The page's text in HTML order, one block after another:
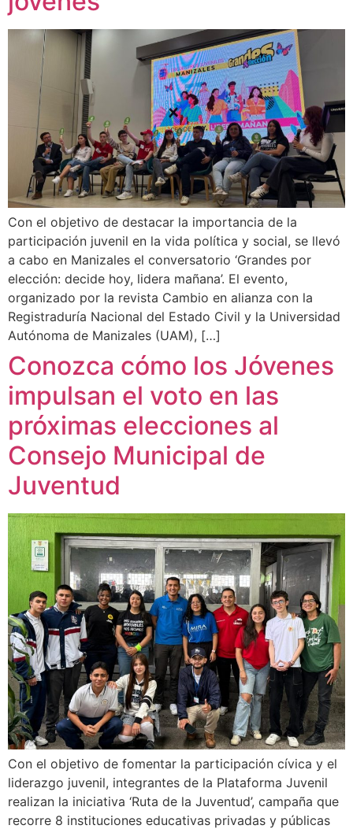
Con el objetivo de destacar la importancia de la
participación juvenil en la vida política y social, se llevó
a cabo en Manizales el conversatorio ‘Grandes por
elección: decide hoy, lidera mañana’. El evento,
organizado por la revista Cambio en alianza con la
Registraduría Nacional del Estado Civil y la Universidad
Autónoma de Manizales (UAM), […]
Conozca cómo los Jóvenes
impulsan el voto en las
próximas elecciones al
Consejo Municipal de
Juventud
Con el objetivo de fomentar la participación cívica y el
liderazgo juvenil, integrantes de la Plataforma Juvenil
realizan la iniciativa ‘Ruta de la Juventud’, campaña que
recorre 8 instituciones educativas privadas y públicas